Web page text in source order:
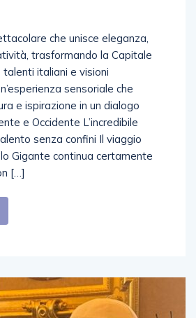
che unisce eleganza,
trasformando la Capitale
talenti italiani e visioni
sensoriale che
e ispirazione in un dialogo
e Occidente L’incredibile
senza confini Il viaggio
Gigante continua certamente
[…]